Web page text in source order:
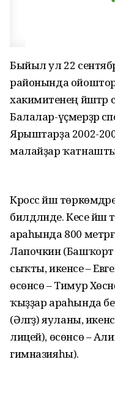
Быйыл ул 22
районында
хакимиәтенең йәштәр
Балалар-үҫмерҙәр
Ярыштарҙа 2002-
малайҙар
Кросс йәш
билдәләнде. Кесе
араһында 800
Лапочкин (Башҡорт
сыҡты, икенсе –
өсөнсө – Тимур
ҡыҙҙар араһында
(Әләгәҙ) яуланы,
лицей), өсөнсө –
гимназияһы).